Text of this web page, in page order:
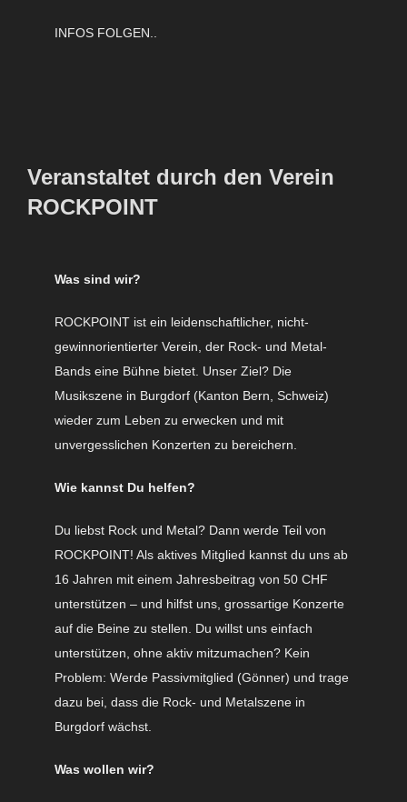
INFOS FOLGEN..
Veranstaltet durch den Verein
ROCKPOINT
Was sind wir?
ROCKPOINT ist ein leidenschaftlicher, nicht-
gewinnorientierter Verein, der Rock- und Metal-
Bands eine Bühne bietet. Unser Ziel? Die
Musikszene in Burgdorf (Kanton Bern, Schweiz)
wieder zum Leben zu erwecken und mit
unvergesslichen Konzerten zu bereichern.
Wie kannst Du helfen?
Du liebst Rock und Metal? Dann werde Teil von
ROCKPOINT! Als aktives Mitglied kannst du uns ab
16 Jahren mit einem Jahresbeitrag von 50 CHF
unterstützen – und hilfst uns, grossartige Konzerte
auf die Beine zu stellen. Du willst uns einfach
unterstützen, ohne aktiv mitzumachen? Kein
Problem: Werde Passivmitglied (Gönner) und trage
dazu bei, dass die Rock- und Metalszene in
Burgdorf wächst.
Was wollen wir?